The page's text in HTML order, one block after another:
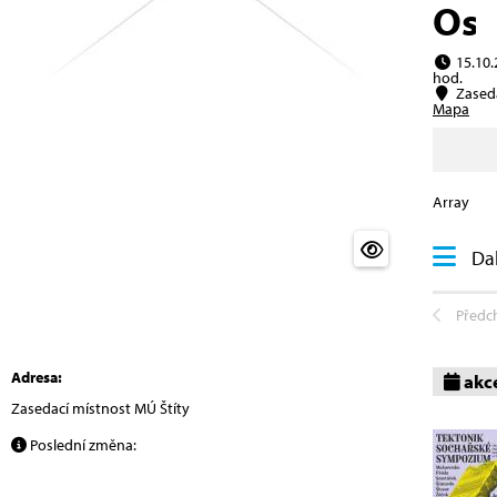
Adresa:
Zasedací místnost MÚ Štíty
Poslední změna:
hod.
Mapa
Array